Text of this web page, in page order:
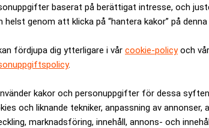
baserat på berättigat intresse, och
helst genom att klicka på “hantera kakor” på
fördjupa dig ytterligare i vår cookie-policyoch vår
.
kakor och personuppgifter för dessa
och liknande tekniker, anpassning av annonser,
marknadsföring, innehåll, annons- och
till tre veckor. När lagren når den punkten
av juni eller början av juli som den
detta.
prispressen kommer att slå igenom tydligare
och juli.
inför kraftiga rörelser om situationen i
medier.